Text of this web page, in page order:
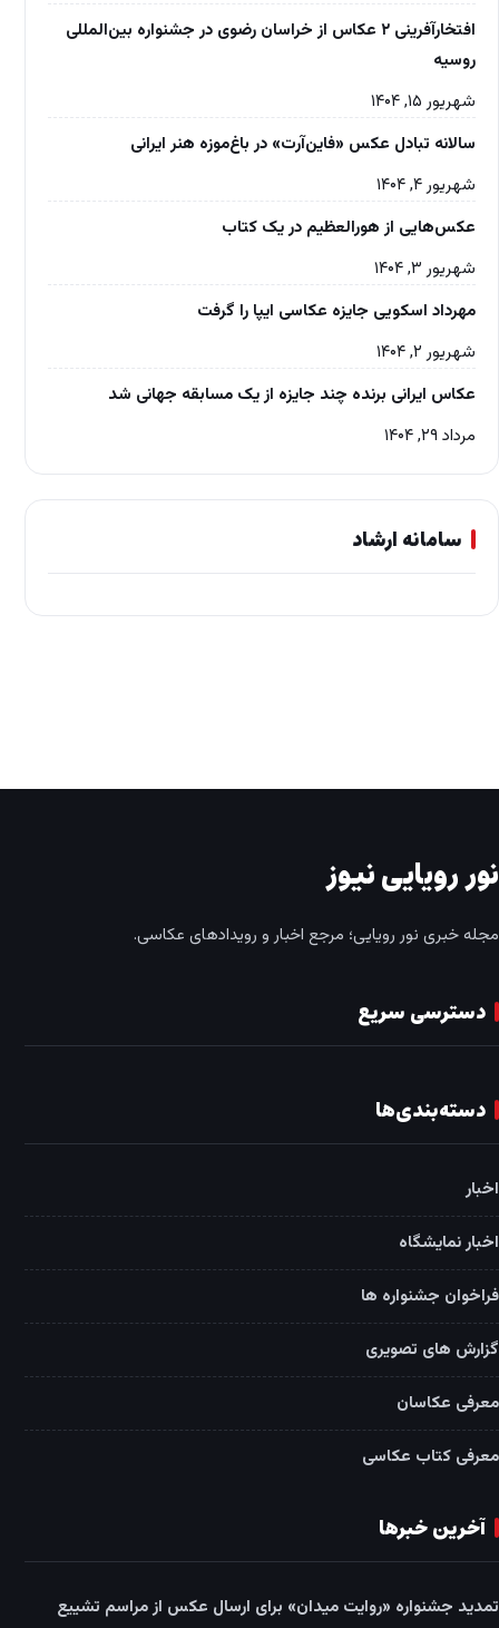
افتخارآفرینی ۲ عکاس از خراسان رضوی در جشنواره بین‌المللی
روسیه
شهریور ۱۵, ۱۴۰۴
سالانه تبادل عکس «فاین‌آرت» در باغ‌موزه‌ هنر ایرانی
شهریور ۴, ۱۴۰۴
عکس‌هایی از هورالعظیم در یک کتاب
شهریور ۳, ۱۴۰۴
مهرداد اسکویی جایزه عکاسی ایپا را گرفت
شهریور ۲, ۱۴۰۴
عکاس ایرانی برنده چند جایزه از یک مسابقه جهانی شد
مرداد ۲۹, ۱۴۰۴
سامانه ارشاد
نور رویایی نیوز
مجله خبری نور رویایی؛ مرجع اخبار و رویدادهای عکاسی.
دسترسی سریع
دسته‌بندی‌ها
اخبار
اخبار نمایشگاه
فراخوان جشنواره ها
گزارش های تصویری
معرفی عکاسان
معرفی کتاب عکاسی
آخرین خبرها
تمدید جشنواره «روایت میدان» برای ارسال عکس از مراسم تشییع